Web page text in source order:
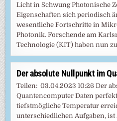
Licht in Schwung Photonische
Eigenschaften sich periodisch
wesentliche Fortschritte in
Photonik. Forschende am
Technologie (KIT) haben nun
Der absolute Nullpunkt im
Teilen: 03.04.2023 10:26 Der
Quantencomputer Daten
tiefstmögliche Temperatur
unterschiedlichen Aufgaben,